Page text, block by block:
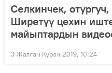
Селкинчек,
Ширетүү цехин
майыптардын
3 Жалган Куран 2019, 10:24